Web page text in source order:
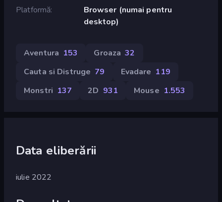
Platformă
Browser (numai pentru
desktop)
Aventura 153 Groaza 32
Cauta si Distruge 79 Evadare 119
Monstri 137 2D 931 Mouse 1.553
Data eliberării
iulie 2022